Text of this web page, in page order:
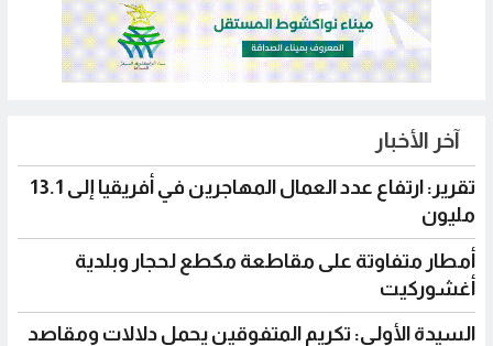
آخر الأخبار
تقرير: ارتفاع عدد العمال المهاجرين في أفريقيا إلى 13.1
مليون
أمطار متفاوتة على مقاطعة مكطع لحجار وبلدية
أغشوركيت
السيدة الأولى: تكريم المتفوقين يحمل دلالات ومقاصد